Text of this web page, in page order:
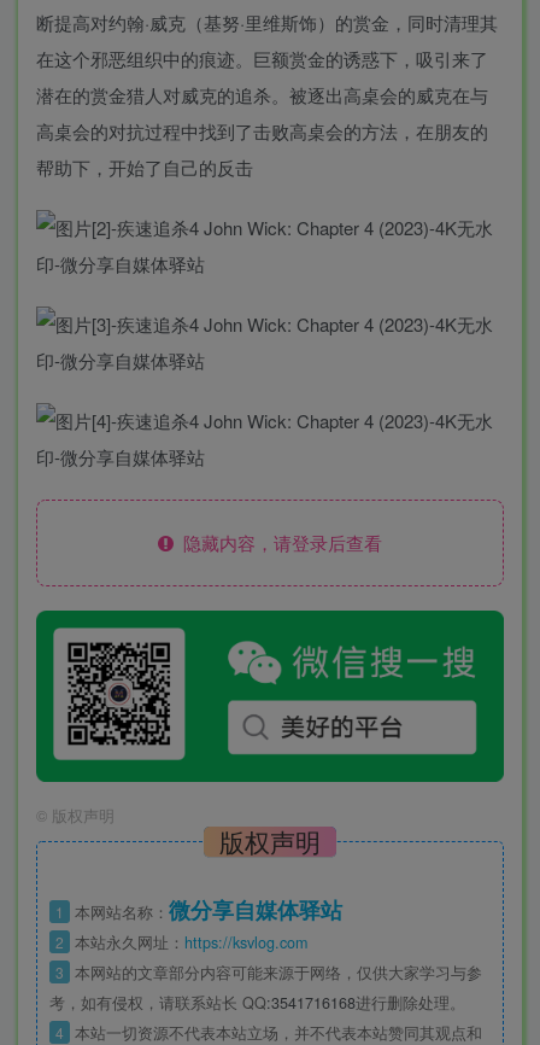
断提高对约翰·威克（基努·里维斯饰）的赏金，同时清理其
在这个邪恶组织中的痕迹。巨额赏金的诱惑下，吸引来了
潜在的赏金猎人对威克的追杀。被逐出高桌会的威克在与
高桌会的对抗过程中找到了击败高桌会的方法，在朋友的
帮助下，开始了自己的反击
隐藏内容，请登录后查看
© 版权声明
版权声明
1 本网站名称： 微分享自媒体驿站
2 本站永久网址： https://ksvlog.com
3 本网站的文章部分内容可能来源于网络，仅供大家学习与参
考，如有侵权，请联系站长 QQ:3541716168进行删除处理。
4 本站一切资源不代表本站立场，并不代表本站赞同其观点和